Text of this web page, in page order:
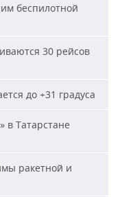
беспилотной
30 рейсов
до +31 градуса
в Татарстане
ракетной и